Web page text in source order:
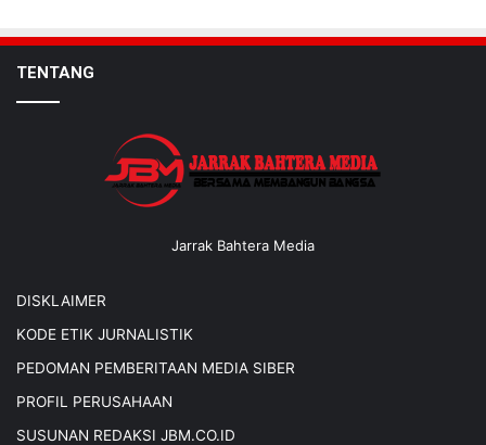
TENTANG
Jarrak Bahtera Media
DISKLAIMER
KODE ETIK JURNALISTIK
PEDOMAN PEMBERITAAN MEDIA SIBER
PROFIL PERUSAHAAN
SUSUNAN REDAKSI JBM.CO.ID